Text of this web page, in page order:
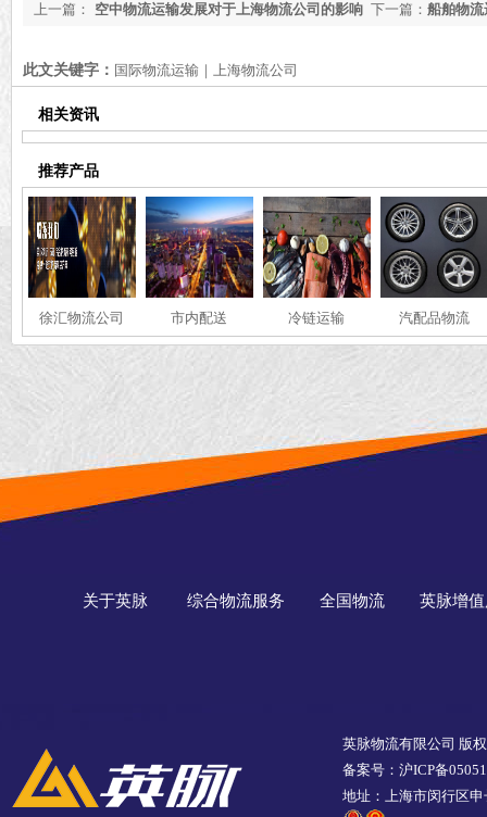
下一篇： 船舶物
上一篇： 空中物流运输发展对于上海物流公司的影响
此文关键字： 国际物流运输｜上海物流公司
相关资讯
推荐产品
徐汇物流公司 市内配送 冷链运输 汽配品物流
关于英脉 综合物流服务 全国物流 英脉增
英脉物流有限公司 版
备案号：沪ICP备
地址：上海市闵行区